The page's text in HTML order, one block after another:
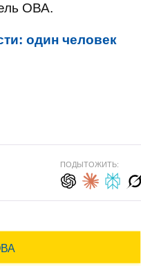
ОВА.
один человек
ПОДЫТОЖИТЬ: